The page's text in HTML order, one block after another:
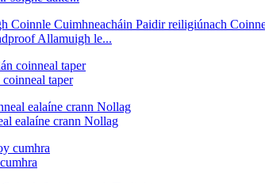
Allamuigh le...
taper
ealaíne crann Nollag